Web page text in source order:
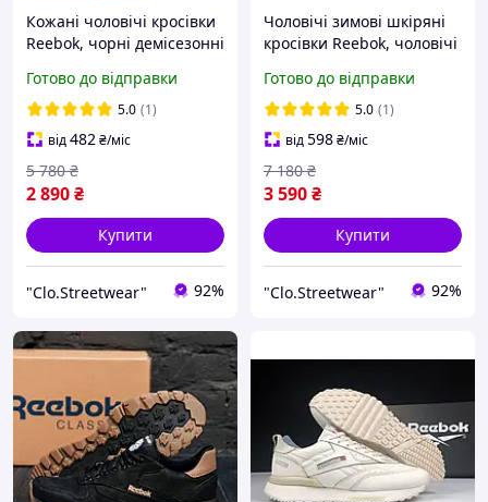
Кожані чоловічі кросівки
Reebok, чорні демісезонні
чоловічі літні кроси
Готово до відправки
5.0 (1)
від482₴/міс
2 890₴
5 780 ₴
Купити
"Clo.Streetwear" 92%
Чоловічі зимові шкіряні
кросівки Reebok, чоловічі
кросівки Хакі, чоловіче
зимове взуття
Готово до відправки
5.0 (1)
від598₴/міс
3 590₴
7 180 ₴
Купити
"Clo.Streetwear" 92%